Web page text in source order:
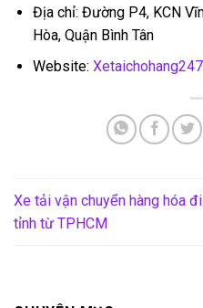
Địa chỉ: Đường P4, KCN
Hòa, Quận Bình Tân
Website:
Xe tải vận chuyển hàng hóa đi
tỉnh từ TPHCM